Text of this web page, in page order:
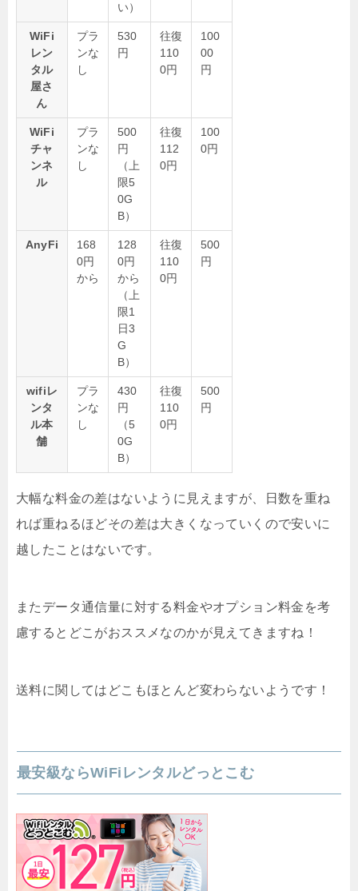
い）
WiFi
レン
タル
屋さ
ん
プラ
ンな
し
530
円
往復
110
0円
100
00
円
WiFi
チャ
ンネ
ル
プラ
ンな
し
500
円
（上
限5
0G
B）
往復
112
0円
100
0円
AnyFi
168
0円
から
128
0円
から
（上
限1
日3
G
B）
往復
110
0円
500
円
wifiレ
ンタ
ル本
舗
プラ
ンな
し
430
円
（5
0G
B）
往復
110
0円
500
円
大幅な料金の差はないように見えますが、日数を重ね
れば重ねるほどその差は大きくなっていくので安いに
越したことはないです。
またデータ通信量に対する料金やオプション料金を考
慮するとどこがおススメなのかが見えてきますね！
送料に関してはどこもほとんど変わらないようです！
最安級ならWiFiレンタルどっとこむ